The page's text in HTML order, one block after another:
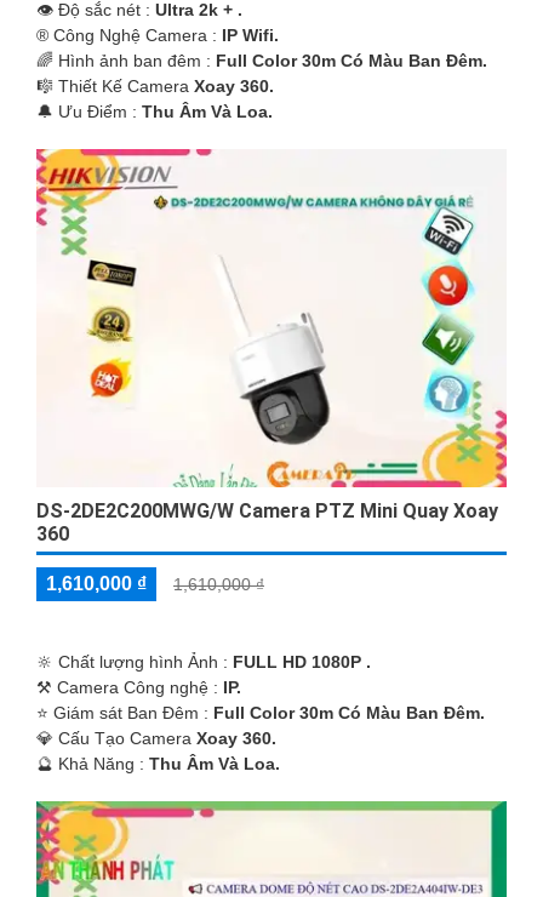
👁 Độ sắc nét : Ultra 2k + .
®️ Công Nghệ Camera : IP Wifi.
🌈 Hình ảnh ban đêm : Full Color 30m Có Màu Ban Ðêm.
🎼️ Thiết Kế Camera Xoay 360.
️🔔 Ưu Điểm : Thu Âm Và Loa.
DS-2DE2C200MWG/W Camera PTZ Mini Quay Xoay
360
1,610,000 ₫ 1,610,000 ₫
🔆 Chất lượng hình Ảnh : FULL HD 1080P .
⚒ Camera Công nghệ : IP.
⭐ Giám sát Ban Đêm : Full Color 30m Có Màu Ban Ðêm.
💎 Cấu Tạo Camera Xoay 360.
️🔮 Khả Năng : Thu Âm Và Loa.